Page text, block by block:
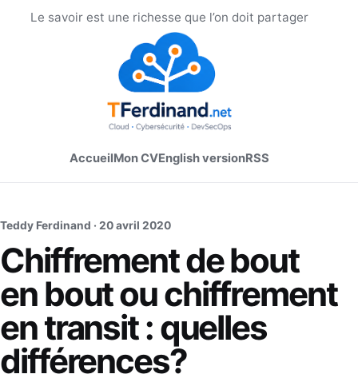
Le savoir est une richesse que l’on doit partager
AccueilMon CVEnglish versionRSS
Teddy Ferdinand · 20 avril 2020
Chiffrement de bout
en bout ou chiffrement
en transit : quelles
différences?